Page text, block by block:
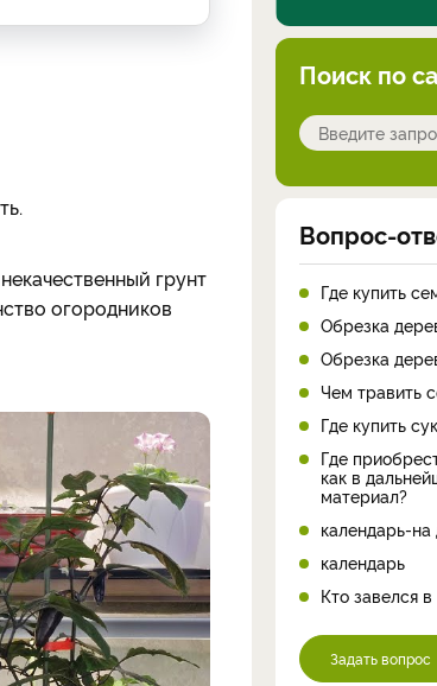
грунт
огородников
Поиск по
Вопрос-
Где купить
Обрезка
Обрезка
Чем травить
Где купить
Где
как в
материал?
календарь-на
календарь
Кто завелся
Задать вопрос